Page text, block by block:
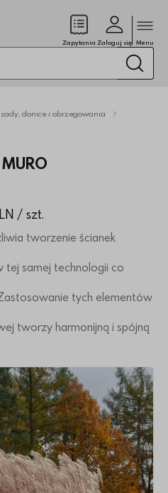
zostanie wyszukana
Zapytania
(pusty)Zaloguj się Menu
donice i obrzegowania
/ szt.
tworzenie ścianek
tej samej technologii co
tych elementów
tworzy harmonijną i spójną